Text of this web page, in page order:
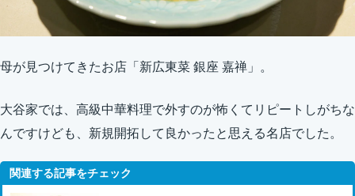
母が見つけてきたお店「新広東菜 銀座 嘉禅」。
大谷家では、高級中華料理で外すのが怖くてリピートしがちな
んですけども、新規開拓して良かったと思える名店でした。